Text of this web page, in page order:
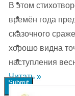
Submit
В этом
времён года
сказочного
хорошо видна
наступления
Читать »